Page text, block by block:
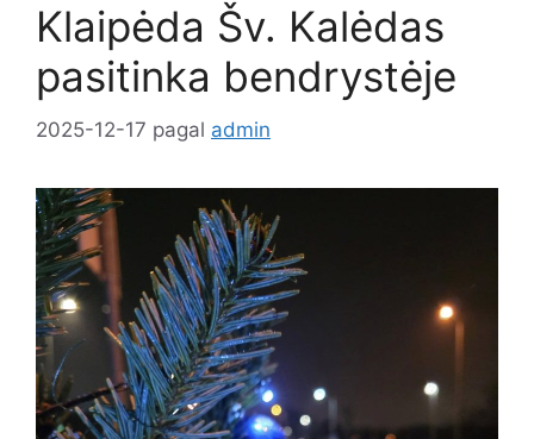
Klaipėda Šv. Kalėdas
pasitinka bendrystėje
2025-12-17 pagal admin